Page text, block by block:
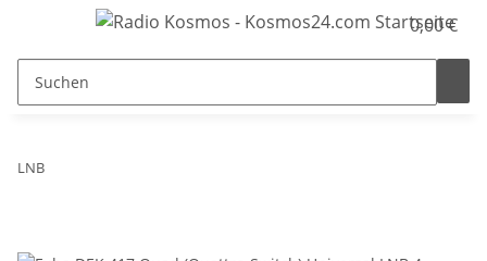
0,00 €
LNB